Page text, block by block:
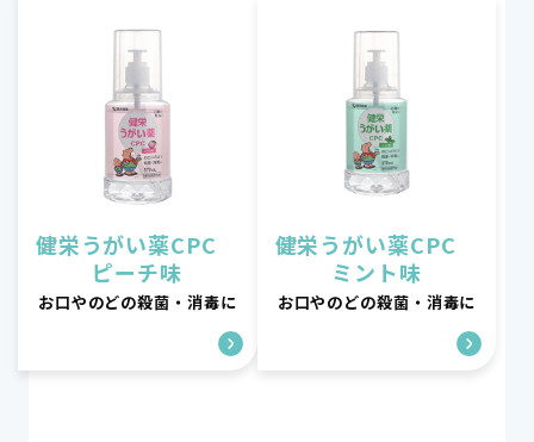
健栄うがい薬CPC
ピーチ味
お口やのどの殺菌・消毒に
健栄うがい薬CPC
ミント味
お口やのどの殺菌・消毒に